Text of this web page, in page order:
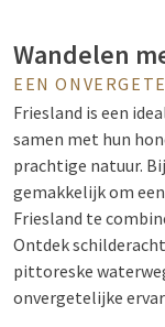
Wandelen
EEN
Friesland is een
samen met hun
prachtige natuur.
gemakkelijk om
Friesland te
Ontdek
pittoreske
onvergetelijke